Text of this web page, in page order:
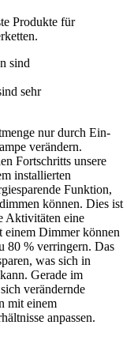
Produkte für
sehr
nur durch Ein-
verändern.
Fortschritts unsere
installierten
Funktion,
können. Dies ist
Aktivitäten eine
einem Dimmer können
80 % verringern. Das
was sich in
Gerade im
verändernde
mit einem
anpassen.